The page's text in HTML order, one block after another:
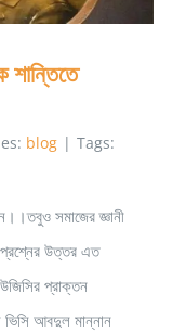
প্রতি
শান্তিতে
blog | Tags:
সমাজের জ্ঞানী
প্রশ্নের উত্তর এত
প্রাক্তন
ভিসি আবদুল মান্নান